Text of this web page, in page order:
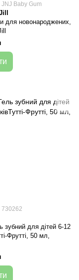
JNJ Baby Gum
для новонароджених,
730262
зубний для дітей 6-12
Фрутті, 50 мл,